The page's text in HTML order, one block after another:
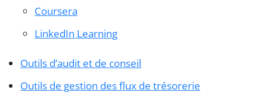
Coursera
LinkedIn Learning
Outils d’audit et de conseil
Outils de gestion des flux de trésorerie